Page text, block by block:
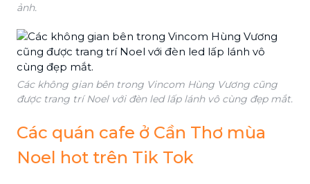
ảnh.
Các không gian bên trong Vincom Hùng Vương cũng
được trang trí Noel với đèn led lấp lánh vô cùng đẹp mắt.
Các quán cafe ở Cần Thơ mùa
Noel hot trên Tik Tok